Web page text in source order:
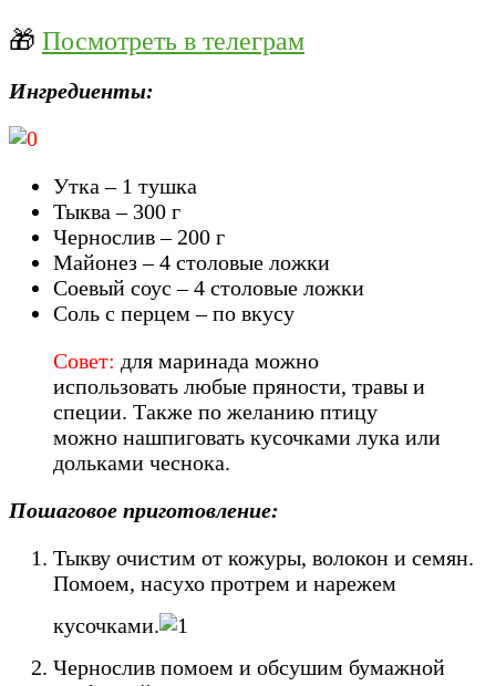
🎁 Посмотреть в телеграм
Ингредиенты:
Утка – 1 тушка
Тыква – 300 г
Чернослив – 200 г
Майонез – 4 столовые ложки
Соевый соус – 4 столовые ложки
Соль с перцем – по вкусу
Совет: для маринада можно
использовать любые пряности, травы и
специи. Также по желанию птицу
можно нашпиговать кусочками лука или
дольками чеснока.
Пошаговое приготовление:
Тыкву очистим от кожуры, волокон и семян.
Помоем, насухо протрем и нарежем
кусочками.
Чернослив помоем и обсушим бумажной